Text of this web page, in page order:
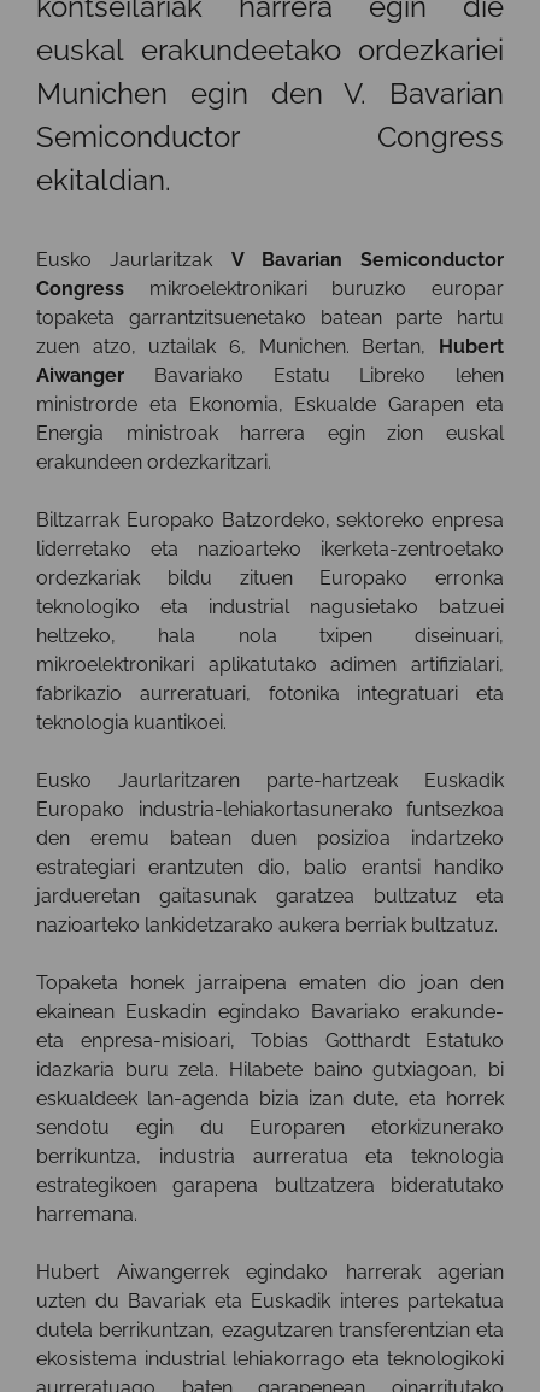
euskal erakundeetako ordezkariei
Munichen egin den V. Bavarian
Semiconductor Congress
ekitaldian.
Eusko Jaurlaritzak V Bavarian Semiconductor
Congress mikroelektronikari buruzko europar
topaketa garrantzitsuenetako batean parte hartu
zuen atzo, uztailak 6, Munichen. Bertan, Hubert
Aiwanger Bavariako Estatu Libreko lehen
ministrorde eta Ekonomia, Eskualde Garapen eta
Energia ministroak harrera egin zion euskal
erakundeen ordezkaritzari.
Biltzarrak Europako Batzordeko, sektoreko enpresa
liderretako eta nazioarteko ikerketa-zentroetako
ordezkariak bildu zituen Europako erronka
teknologiko eta industrial nagusietako batzuei
heltzeko, hala nola txipen diseinuari,
mikroelektronikari aplikatutako adimen artifizialari,
fabrikazio aurreratuari, fotonika integratuari eta
teknologia kuantikoei.
Eusko Jaurlaritzaren parte-hartzeak Euskadik
Europako industria-lehiakortasunerako funtsezkoa
den eremu batean duen posizioa indartzeko
estrategiari erantzuten dio, balio erantsi handiko
jardueretan gaitasunak garatzea bultzatuz eta
nazioarteko lankidetzarako aukera berriak bultzatuz.
Topaketa honek jarraipena ematen dio joan den
ekainean Euskadin egindako Bavariako erakunde-
eta enpresa-misioari, Tobias Gotthardt Estatuko
idazkaria buru zela. Hilabete baino gutxiagoan, bi
eskualdeek lan-agenda bizia izan dute, eta horrek
sendotu egin du Europaren etorkizunerako
berrikuntza, industria aurreratua eta teknologia
estrategikoen garapena bultzatzera bideratutako
harremana.
Hubert Aiwangerrek egindako harrerak agerian
uzten du Bavariak eta Euskadik interes partekatua
dutela berrikuntzan, ezagutzaren transferentzian eta
ekosistema industrial lehiakorrago eta teknologikoki